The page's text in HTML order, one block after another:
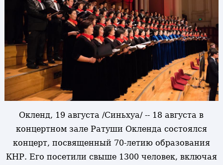
Окленд, 19 августа /Синьхуа/ -- 18 августа в
концертном зале Ратуши Окленда состоялся
концерт, посвященный 70-летию образования
КНР. Его посетили свыше 1300 человек, включая